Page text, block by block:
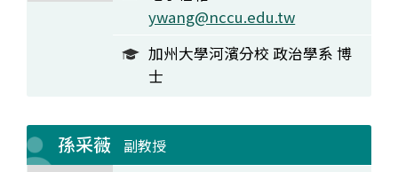
ywang@nccu.edu.tw
加州大學河濱分校 政治學系 博
士
孫采薇 副教授